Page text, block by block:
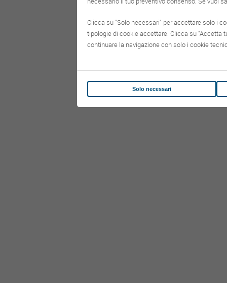
Clicca su "Solo necessari" per accettare solo i
tipologie di cookie accettare. Clicca su "Accetta
continuare la navigazione con solo i cookie
Solo necessari